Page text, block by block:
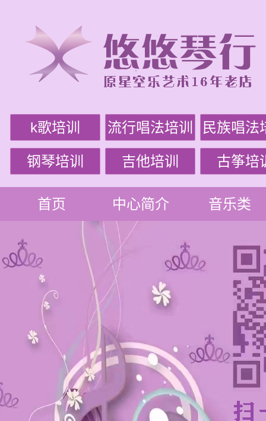
k歌培训 流行唱法培训 民族唱法
钢琴培训 吉他培训 古筝培
首页 中心简介 音乐类